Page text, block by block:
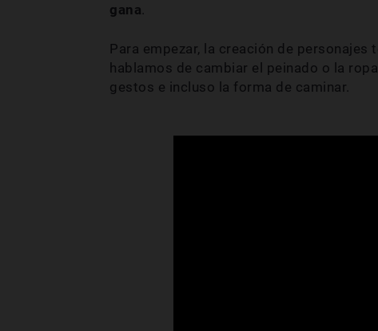
gana.
Para empezar, la creación de personajes
hablamos de cambiar el peinado o la
gestos e incluso la forma de caminar.